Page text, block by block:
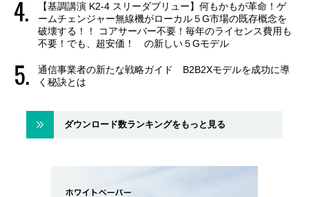
【基調講演 K2-4 スリーダブリュー】何もかもが革命！ゲ
ームチェンジャー無線機がローカル５G市場の既存概念を
破壊する！！ コアサーバー不要！毎年のライセンス費用も
不要！でも、超安価！ の新しい５Gモデル
通信事業者の新たな戦略ガイド B2B2Xモデルを成功に導
く秘訣とは
ダウンロード数ランキングをもっと見る